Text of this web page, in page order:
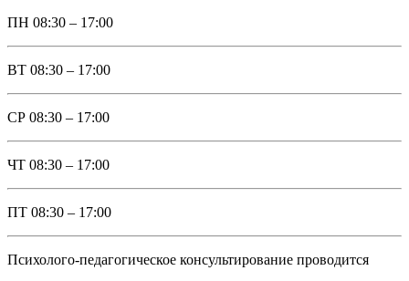
ПН 08:30 – 17:00
ВТ 08:30 – 17:00
СР 08:30 – 17:00
ЧТ 08:30 – 17:00
ПТ 08:30 – 17:00
Психолого-педагогическое консультирование проводится